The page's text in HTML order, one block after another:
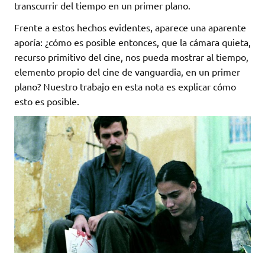
transcurrir del tiempo en un primer plano.
Frente a estos hechos evidentes, aparece una aparente
aporía: ¿cómo es posible entonces, que la cámara quieta,
recurso primitivo del cine, nos pueda mostrar al tiempo,
elemento propio del cine de vanguardia, en un primer
plano? Nuestro trabajo en esta nota es explicar cómo
esto es posible.